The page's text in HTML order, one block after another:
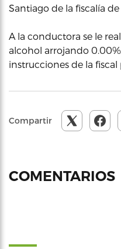
Santiago de la fiscalía
A la conductora se le
alcohol arrojando
instrucciones de la
Compartir
COMENTARIOS